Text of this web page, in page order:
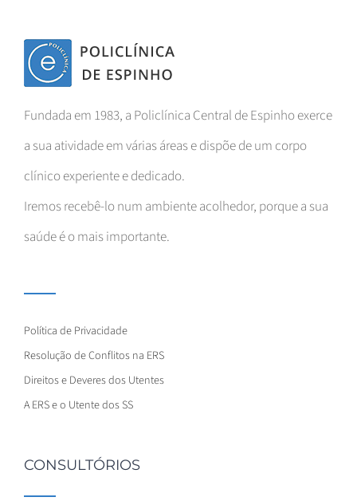
Fundada em 1983, a Policlínica Central de Espinho exerce
a sua atividade em várias áreas e dispõe de um corpo
clínico experiente e dedicado.
Iremos recebê-lo num ambiente acolhedor, porque a sua
saúde é o mais importante.
Política de Privacidade
Resolução de Conflitos na ERS
Direitos e Deveres dos Utentes
A ERS e o Utente dos SS
CONSULTÓRIOS